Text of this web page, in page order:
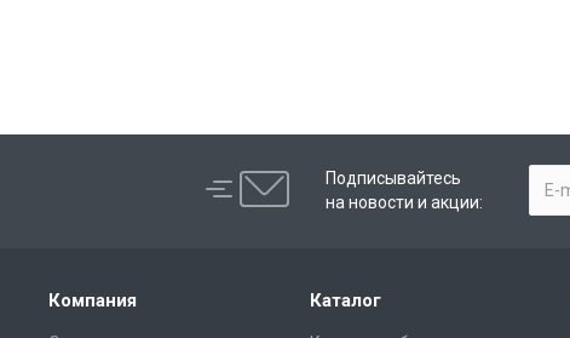
Подписывайтесь
на новости и акции:
Компания Каталог